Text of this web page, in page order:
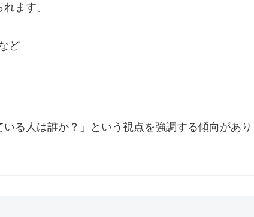
ます。
ど
る人は誰か？」という視点を強調する傾向があり